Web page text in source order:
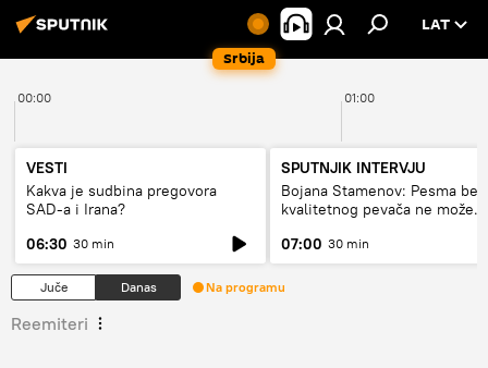
Srbija
LAT
00:00 01:00
VESTI
Kakva je sudbina pregovora
SAD-a i Irana?
06:30 30 min
SPUTNJIK INTERVJU
Bojana Stamenov: Pesma bez
kvalitetnog pevača ne može
07:00 30 min
Juče Danas Na programu
Reemiteri